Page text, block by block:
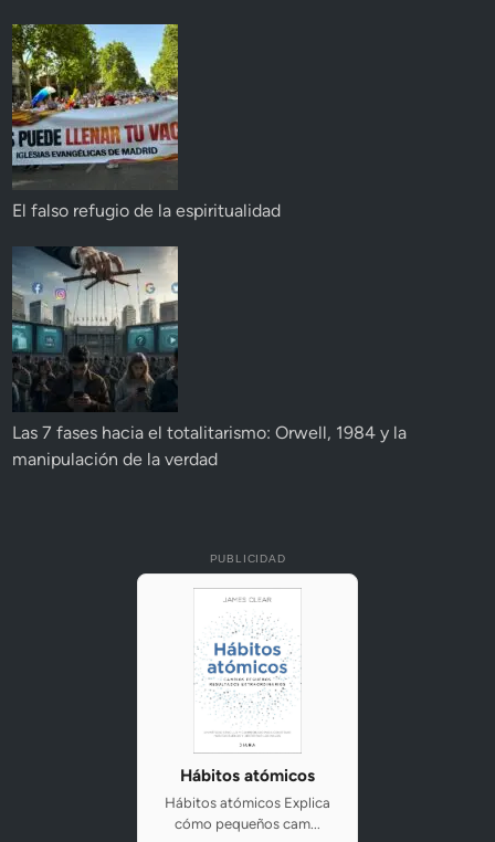
El falso refugio de la espiritualidad
Las 7 fases hacia el totalitarismo: Orwell, 1984 y la
manipulación de la verdad
PUBLICIDAD
Hábitos atómicos
Hábitos atómicos Explica
cómo pequeños cam...